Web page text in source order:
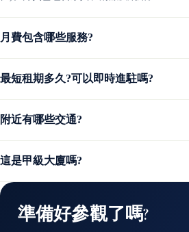
月費包含哪些服務?
最短租期多久?可以即時進駐嗎?
附近有哪些交通?
這是甲級大廈嗎?
準備好參觀了嗎?